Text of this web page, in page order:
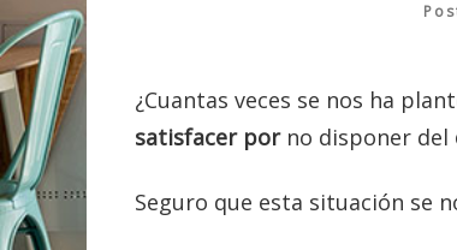
¿Cuantas veces se nos ha
satisfacer porno disponer del
Seguro que esta situación se